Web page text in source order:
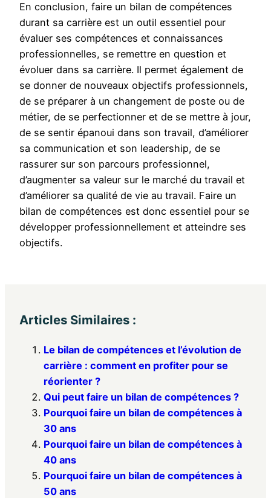
En conclusion, faire un bilan de compétences
durant sa carrière est un outil essentiel pour
évaluer ses compétences et connaissances
professionnelles, se remettre en question et
évoluer dans sa carrière. Il permet également de
se donner de nouveaux objectifs professionnels,
de se préparer à un changement de poste ou de
métier, de se perfectionner et de se mettre à jour,
de se sentir épanoui dans son travail, d’améliorer
sa communication et son leadership, de se
rassurer sur son parcours professionnel,
d’augmenter sa valeur sur le marché du travail et
d’améliorer sa qualité de vie au travail. Faire un
bilan de compétences est donc essentiel pour se
développer professionnellement et atteindre ses
objectifs.
Articles Similaires :
Le bilan de compétences et l’évolution de
carrière : comment en profiter pour se
réorienter ?
Qui peut faire un bilan de compétences ?
Pourquoi faire un bilan de compétences à
30 ans
Pourquoi faire un bilan de compétences à
40 ans
Pourquoi faire un bilan de compétences à
50 ans